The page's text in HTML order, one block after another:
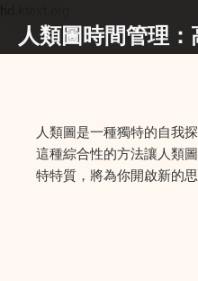
人類圖時間管理
人類圖是一種獨特的自我
這種綜合性的方法讓人類
特特質，將為你開啟新的